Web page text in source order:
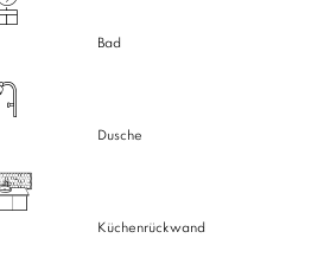
Bad
Dusche
Küchenrückwand